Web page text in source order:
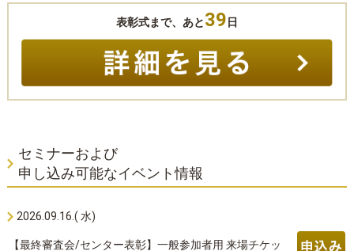
表彰式まで、あと39 日
セミナーおよび
申し込み可能なイベント情報
2026.09.16.( 水)
【最終審査会/センター表彰】一般参加者用 来場チケッ